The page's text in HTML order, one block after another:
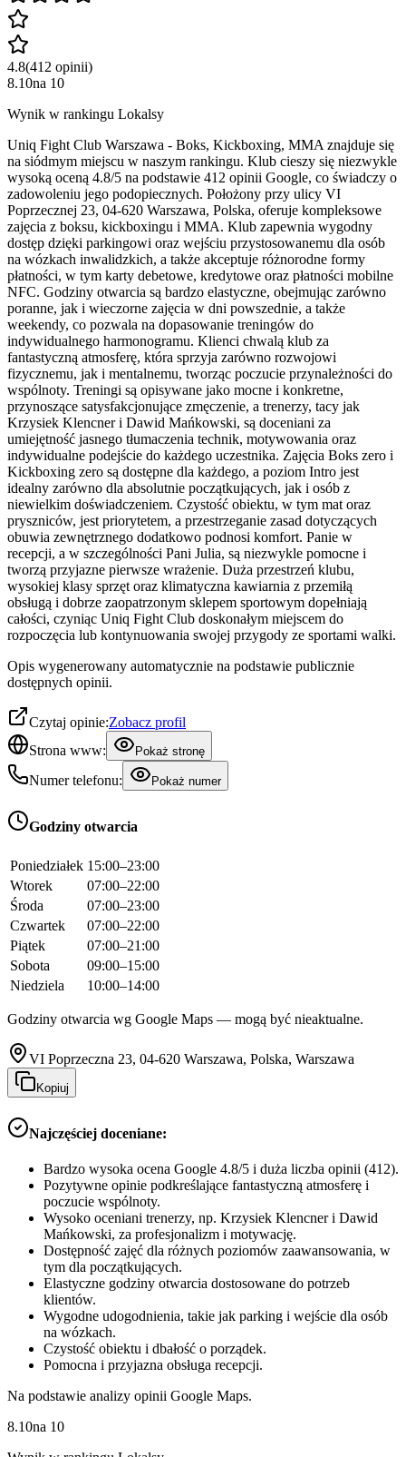
4.8(412 opinii)
8.10na 10
Wynik w rankingu Lokalsy
Uniq Fight Club Warszawa - Boks, Kickboxing, MMA znajduje się
na siódmym miejscu w naszym rankingu. Klub cieszy się niezwykle
wysoką oceną 4.8/5 na podstawie 412 opinii Google, co świadczy o
zadowoleniu jego podopiecznych. Położony przy ulicy VI
Poprzecznej 23, 04-620 Warszawa, Polska, oferuje kompleksowe
zajęcia z boksu, kickboxingu i MMA. Klub zapewnia wygodny
dostęp dzięki parkingowi oraz wejściu przystosowanemu dla osób
na wózkach inwalidzkich, a także akceptuje różnorodne formy
płatności, w tym karty debetowe, kredytowe oraz płatności mobilne
NFC. Godziny otwarcia są bardzo elastyczne, obejmując zarówno
poranne, jak i wieczorne zajęcia w dni powszednie, a także
weekendy, co pozwala na dopasowanie treningów do
indywidualnego harmonogramu. Klienci chwalą klub za
fantastyczną atmosferę, która sprzyja zarówno rozwojowi
fizycznemu, jak i mentalnemu, tworząc poczucie przynależności do
wspólnoty. Treningi są opisywane jako mocne i konkretne,
przynoszące satysfakcjonujące zmęczenie, a trenerzy, tacy jak
Krzysiek Klencner i Dawid Mańkowski, są doceniani za
umiejętność jasnego tłumaczenia technik, motywowania oraz
indywidualne podejście do każdego uczestnika. Zajęcia Boks zero i
Kickboxing zero są dostępne dla każdego, a poziom Intro jest
idealny zarówno dla absolutnie początkujących, jak i osób z
niewielkim doświadczeniem. Czystość obiektu, w tym mat oraz
pryszniców, jest priorytetem, a przestrzeganie zasad dotyczących
obuwia zewnętrznego dodatkowo podnosi komfort. Panie w
recepcji, a w szczególności Pani Julia, są niezwykle pomocne i
tworzą przyjazne pierwsze wrażenie. Duża przestrzeń klubu,
wysokiej klasy sprzęt oraz klimatyczna kawiarnia z przemiłą
obsługą i dobrze zaopatrzonym sklepem sportowym dopełniają
całości, czyniąc Uniq Fight Club doskonałym miejscem do
rozpoczęcia lub kontynuowania swojej przygody ze sportami walki.
Opis wygenerowany automatycznie na podstawie publicznie
dostępnych opinii.
Czytaj opinie:Zobacz profil
Strona www:
Pokaż stronę
Numer telefonu: Pokaż numer
Godziny otwarcia
Poniedziałek 15:00–23:00
Wtorek
07:00–22:00
Środa
07:00–23:00
Czwartek
07:00–22:00
Piątek
07:00–21:00
Sobota
09:00–15:00
Niedziela
10:00–14:00
Godziny otwarcia wg Google Maps — mogą być nieaktualne.
VI Poprzeczna 23, 04-620 Warszawa, Polska, Warszawa
Kopiuj
Najczęściej doceniane:
Bardzo wysoka ocena Google 4.8/5 i duża liczba opinii (412).
Pozytywne opinie podkreślające fantastyczną atmosferę i
poczucie wspólnoty.
Wysoko oceniani trenerzy, np. Krzysiek Klencner i Dawid
Mańkowski, za profesjonalizm i motywację.
Dostępność zajęć dla różnych poziomów zaawansowania, w
tym dla początkujących.
Elastyczne godziny otwarcia dostosowane do potrzeb
klientów.
Wygodne udogodnienia, takie jak parking i wejście dla osób
na wózkach.
Czystość obiektu i dbałość o porządek.
Pomocna i przyjazna obsługa recepcji.
Na podstawie analizy opinii Google Maps.
8.10na 10